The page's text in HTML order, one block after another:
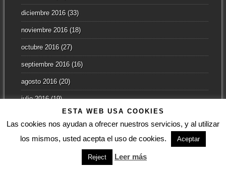
diciembre 2016(33)
noviembre 2016(18)
octubre 2016(27)
septiembre 2016(16)
agosto 2016(20)
julio 2016(19)
(28)
ESTA WEB USA COOKIES
Las cookies nos ayudan a ofrecer nuestros servicios, y al utilizar
los mismos, usted acepta el uso de cookies.
Aceptar
Reject Leer más